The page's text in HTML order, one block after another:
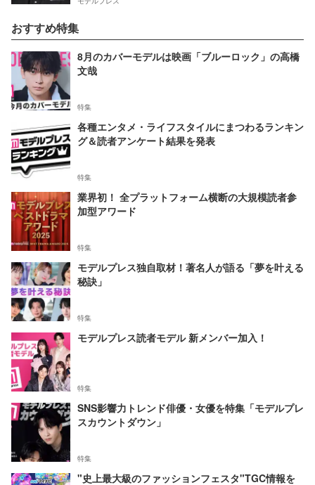
おすすめ特集
8月のカバーモデルは映画「ブルーロック」の高橋
文哉
特集
各種エンタメ・ライフスタイルにまつわるランキン
グ＆読者アンケート結果を発表
特集
業界初！ 全プラットフォーム横断の大規模読者参
加型アワード
特集
モデルプレス独自取材！著名人が語る「夢を叶える
秘訣」
特集
モデルプレス読者モデル 新メンバー加入！
特集
SNS影響力トレンド俳優・女優を特集「モデルプレ
スカウントダウン」
特集
"史上最大級のファッションフェスタ"TGC情報を